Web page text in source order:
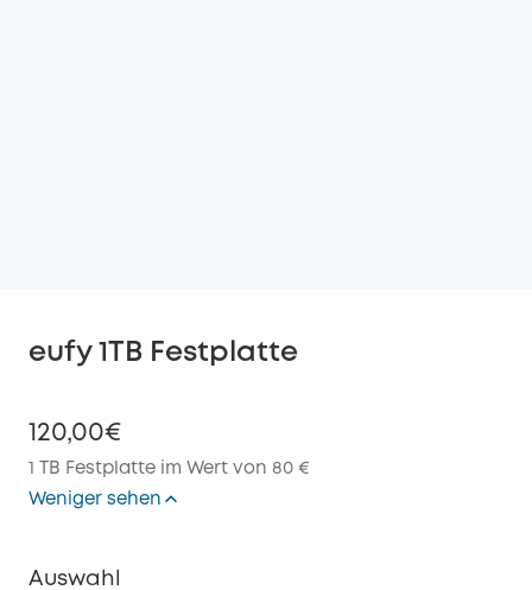
eufy 1TB Festplatte
120,00€
1 TB Festplatte im Wert von 80 €
Weniger sehen
Auswahl